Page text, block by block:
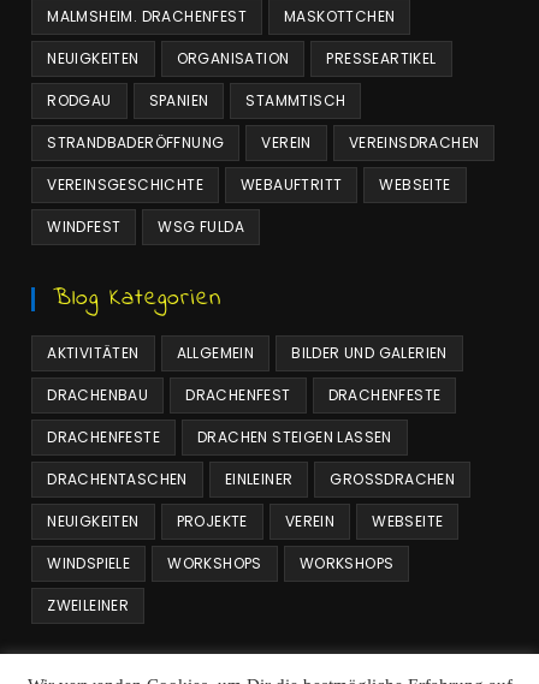
MALMSHEIM. DRACHENFEST MASKOTTCHEN
NEUIGKEITEN ORGANISATION PRESSEARTIKEL
RODGAU SPANIEN STAMMTISCH
STRANDBADERÖFFNUNG VEREIN VEREINSDRACHEN
VEREINSGESCHICHTE WEBAUFTRITT WEBSEITE
WINDFEST WSG FULDA
Blog Kategorien
AKTIVITÄTEN ALLGEMEIN BILDER UND GALERIEN
DRACHENBAU DRACHENFEST DRACHENFESTE
DRACHENFESTE DRACHEN STEIGEN LASSEN
DRACHENTASCHEN EINLEINER GROSSDRACHEN
NEUIGKEITEN PROJEKTE VEREIN WEBSEITE
WINDSPIELE WORKSHOPS WORKSHOPS
ZWEILEINER